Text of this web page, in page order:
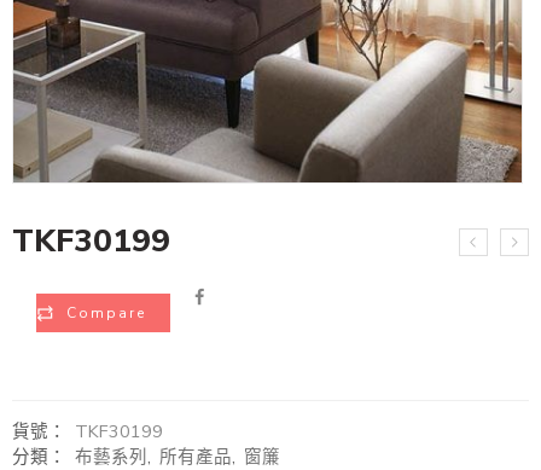
TKF30199
Compare
貨號：
TKF30199
分類：
布藝系列 , 所有產品, 窗簾